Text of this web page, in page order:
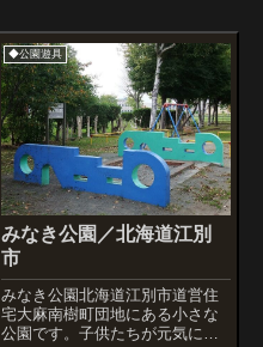
◆公園遊具
みなき公園／北海道江別
市
みなき公園北海道江別市道営住
宅大麻南樹町団地にある小さな
公園です。子供たちが元気に遊